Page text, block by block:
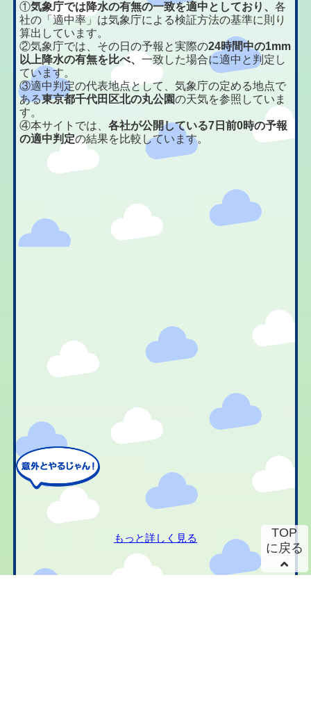
①気象庁では降水の有無の一致を適中としており、各
社の「適中率」は気象庁による検証方法の基準に則り
算出しています。
②気象庁では、その日の予報と実際の24時間中の1mm
以上降水の有無を比べ、一致した場合に適中と判定し
ています。
③適中判定の代表地点として、気象庁の定める地点で
ある東京都千代田区北の丸公園の天気を参照していま
す。
④本サイトでは、各社が公開している7日前0時の予報
の適中判定の結果を比較しています。
もっと詳しく見る
TOP
に戻る